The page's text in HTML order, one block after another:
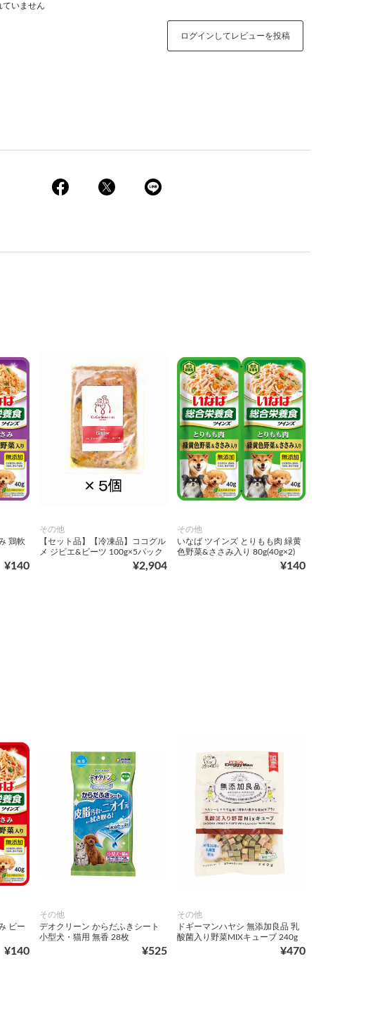
ていません
ログインしてレビューを投稿
鶏軟
¥140
その他
【セット品】【冷凍品】ココグル
メ ジビエ&ビーツ 100g×5パック
¥2,904
その他
いなば ツインズ とりもも肉 緑黄
色野菜&ささみ入り 80g(40g×2)
¥140
ビー
¥140
その他
デオクリーン からだふきシート
小型犬・猫用 無香 28枚
¥525
その他
ドギーマンハヤシ 無添加良品 乳
酸菌入り野菜MIXキューブ 240g
¥470